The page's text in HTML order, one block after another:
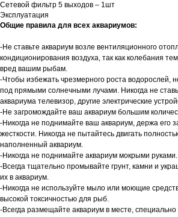
Сетевой фильтр 5 выходов – 1шт
Эксплуатация
Общие правила для всех аквариумов:
-Не ставьте аквариум возле вентиляционного
кондиционирования воздуха, так как колебания
вред вашим рыбам.
-Чтобы избежать чрезмерного роста водорослей,
под прямыми солнечными лучами. Никогда не
аквариума телевизор, другие электрические
-Не загромождайте ваш аквариум большим
-Никогда не поднимайте ваш аквариум, держа его
жесткости. Никогда не пытайтесь двигать
наполненный аквариум.
-Никогда не поднимайте аквариум мокрыми руками.
-Всегда тщательно промывайте грунт, камни и
их в аквариум.
-Никогда не используйте мыло или моющие
высокой токсичностью для рыб.
-Всегда размещайте аквариум в месте,